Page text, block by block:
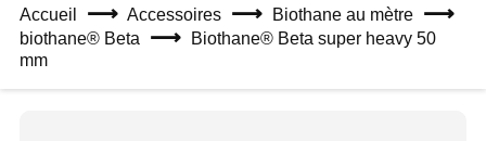
Accueil Accessoires
Biothane au mètre
biothane® Beta
Biothane® Beta super heavy 50
mm